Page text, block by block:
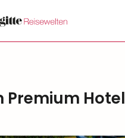
Premium Hotel